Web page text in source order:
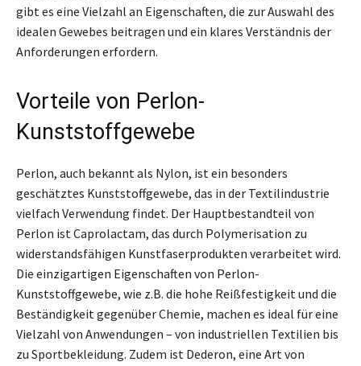
gibt es eine Vielzahl an Eigenschaften, die zur Auswahl des
idealen Gewebes beitragen und ein klares Verständnis der
Anforderungen erfordern.
Vorteile von Perlon-
Kunststoffgewebe
Perlon, auch bekannt als Nylon, ist ein besonders
geschätztes Kunststoffgewebe, das in der Textilindustrie
vielfach Verwendung findet. Der Hauptbestandteil von
Perlon ist Caprolactam, das durch Polymerisation zu
widerstandsfähigen Kunstfaserprodukten verarbeitet wird.
Die einzigartigen Eigenschaften von Perlon-
Kunststoffgewebe, wie z.B. die hohe Reißfestigkeit und die
Beständigkeit gegenüber Chemie, machen es ideal für eine
Vielzahl von Anwendungen – von industriellen Textilien bis
zu Sportbekleidung. Zudem ist Dederon, eine Art von